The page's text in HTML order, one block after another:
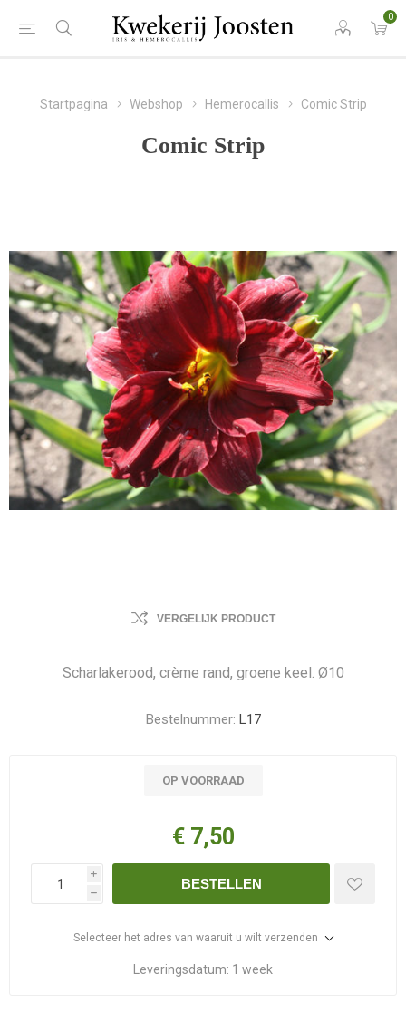
0
Startpagina Webshop Hemerocallis Comic Strip
Comic Strip
VERGELIJK PRODUCT
Scharlakerood, crème rand, groene keel. Ø10
Bestelnummer: L17
OP VOORRAAD
€ 7,50
i
h
BESTELLEN
Selecteer het adres van waaruit u wilt verzenden
Leveringsdatum: 1 week